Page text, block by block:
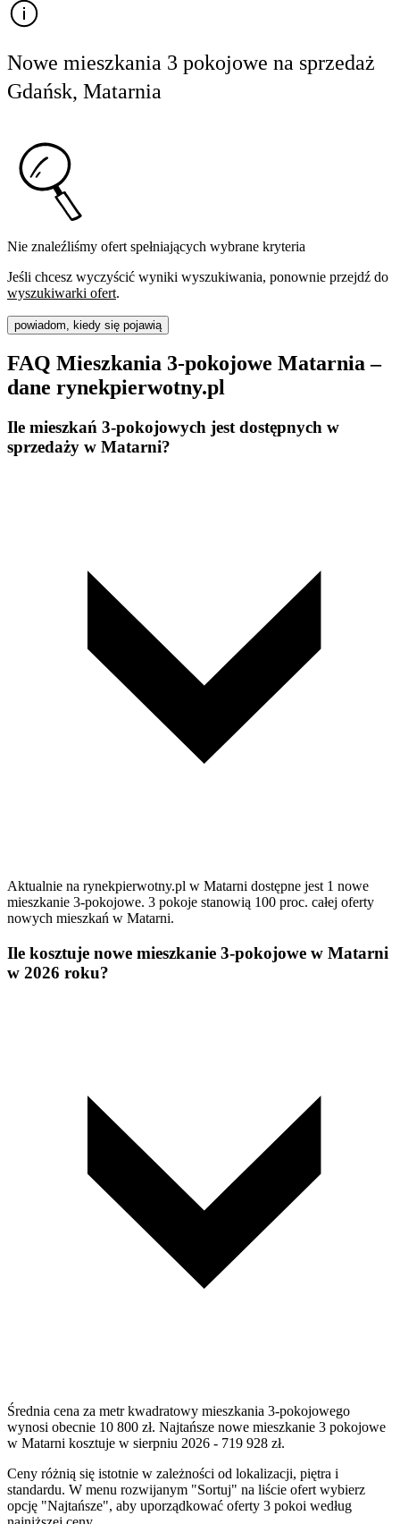
Nowe mieszkania 3 pokojowe na sprzedaż
Gdańsk, Matarnia
Nie znaleźliśmy ofert spełniających wybrane kryteria
Jeśli chcesz wyczyścić wyniki wyszukiwania, ponownie przejdź do
wyszukiwarki ofert.
powiadom, kiedy się pojawią
FAQ Mieszkania 3-pokojowe Matarnia –
dane rynekpierwotny.pl
Ile mieszkań 3-pokojowych jest dostępnych w
sprzedaży w Matarni?
Aktualnie na rynekpierwotny.pl w Matarni dostępne jest 1 nowe
mieszkanie 3-pokojowe. 3 pokoje stanowią 100 proc. całej oferty
nowych mieszkań w Matarni.
Ile kosztuje nowe mieszkanie 3-pokojowe w Matarni
w 2026 roku?
Średnia cena za metr kwadratowy mieszkania 3-pokojowego
wynosi obecnie 10 800 zł. Najtańsze nowe mieszkanie 3 pokojowe
w Matarni kosztuje w sierpniu 2026 - 719 928 zł.
Ceny różnią się istotnie w zależności od lokalizacji, piętra i
standardu. W menu rozwijanym "Sortuj" na liście ofert wybierz
opcję "Najtańsze", aby uporządkować oferty 3 pokoi według